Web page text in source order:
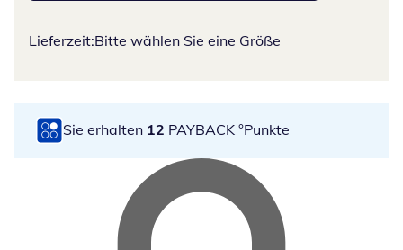
Lieferzeit:Bitte wählen Sie eine Größe
Sie erhalten 12 PAYBACK °Punkte